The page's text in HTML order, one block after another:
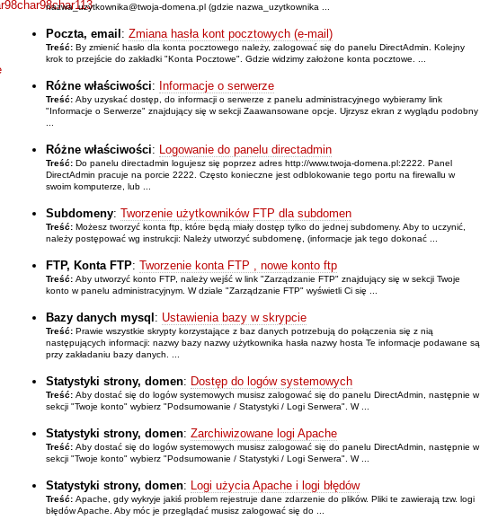
nazwa_uzytkownika@twoja-domena.pl (gdzie nazwa_uzytkownika ...
Poczta, email : Zmiana hasła kont pocztowych (e-mail)
Treść: By zmienić hasło dla konta pocztowego należy, zalogować się do panelu DirectAdmin. Kolejny
krok to przejście do zakładki "Konta Pocztowe". Gdzie widzimy założone konta pocztowe. ...
Różne właściwości: Informacje o serwerze
Treść: Aby uzyskać dostęp, do informacji o serwerze z panelu administracyjnego wybieramy link
"Informacje o Serwerze" znajdujący się w sekcji Zaawansowane opcje. Ujrzysz ekran z wyglądu podobny
Różne właściwości: Logowanie do panelu directadmin
Treść: Do panelu directadmin logujesz się poprzez adres http://www.twoja-domena.pl:2222. Panel
DirectAdmin pracuje na porcie 2222. Często konieczne jest odblokowanie tego portu na firewallu w
swoim komputerze, lub ...
Subdomeny: Tworzenie użytkowników FTP dla subdomen
Treść: Możesz tworzyć konta ftp, które będą miały dostęp tylko do jednej subdomeny. Aby to uczynić,
należy postępować wg instrukcji: Należy utworzyć subdomenę, (informacje jak tego dokonać ...
FTP, Konta FTP: Tworzenie konta FTP , nowe konto ftp
Treść: Aby utworzyć konto FTP, należy wejść w link "Zarządzanie FTP" znajdujący się w sekcji Twoje
konto w panelu administracyjnym. W dziale "Zarządzanie FTP" wyświetli Ci się ...
Bazy danych mysql : Ustawienia bazy w skrypcie
Treść: Prawie wszystkie skrypty korzystające z baz danych potrzebują do połączenia się z nią
następujących informacji: nazwy bazy nazwy użytkownika hasła nazwy hosta Te informacje podawane są
przy zakładaniu bazy danych. ...
Statystyki strony, domen: Dostęp do logów systemowych
Treść: Aby dostać się do logów systemowych musisz zalogować się do panelu DirectAdmin, następnie w
sekcji "Twoje konto" wybierz "Podsumowanie / Statystyki / Logi Serwera". W ...
Statystyki strony, domen: Zarchiwizowane logi Apache
Treść: Aby dostać się do logów systemowych musisz zalogować się do panelu DirectAdmin, następnie w
sekcji "Twoje konto" wybierz "Podsumowanie / Statystyki / Logi Serwera". W ...
Statystyki strony, domen: Logi użycia Apache i logi błędów
Treść: Apache, gdy wykryje jakiś problem rejestruje dane zdarzenie do plików. Pliki te zawierają tzw. logi
błędów Apache. Aby móc je przeglądać musisz zalogować się do ...